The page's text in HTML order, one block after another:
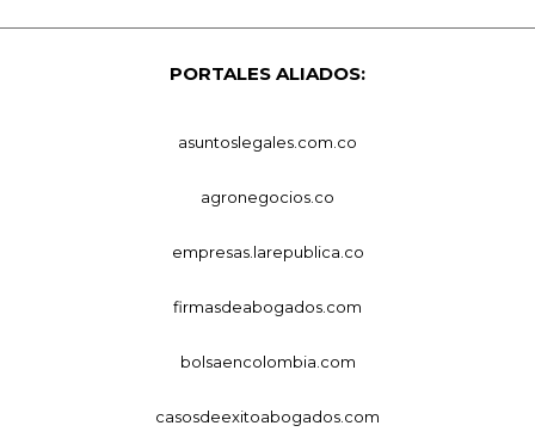
PORTALES ALIADOS:
asuntoslegales.com.co
agronegocios.co
empresas.larepublica.co
firmasdeabogados.com
bolsaencolombia.com
casosdeexitoabogados.com